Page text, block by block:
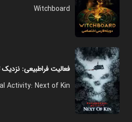
Witchboard
فعالیت فراطبیعی:
Activity: Next of Kin